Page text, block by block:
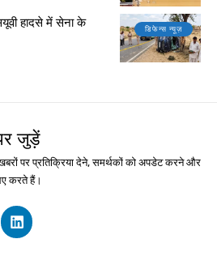
डिफेन्स न्यूज़
हादसे में सेना के
जुड़ें
पर प्रतिक्रिया देने, समर्थकों को अपडेट करने और
करते हैं।